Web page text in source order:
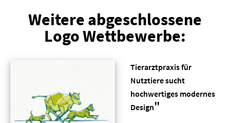
Weitere abgeschlossene
Logo Wettbewerbe:
Tierarztpraxis für
Nutztiere sucht
hochwertiges modernes
Design"